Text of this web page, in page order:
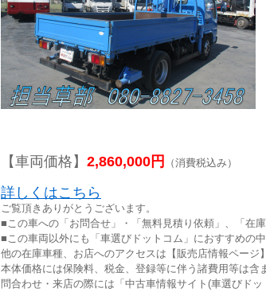
【車両価格】 2,860,000円 （消費税込み）
詳しくはこちら
ご覧頂きありがとうございます。
■この車への「お問合せ」・「無料見積り依頼」、「在
■この車両以外にも「車選びドットコム」におすすめの
他の在庫車種、お店へのアクセスは【販売店情報ページ
本体価格には保険料、税金、登録等に伴う諸費用等は含
問合わせ・来店の際には「中古車情報サイト(車選びドッ